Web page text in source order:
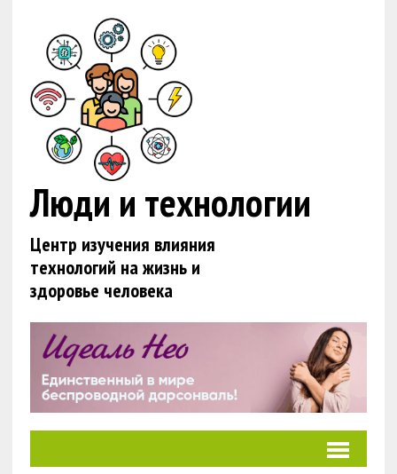
Люди и технологии
Центр изучения влияния
технологий на жизнь и
здоровье человека